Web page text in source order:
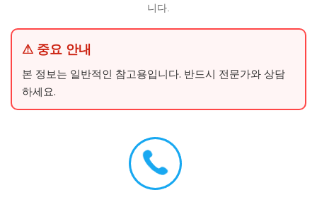
니다.
⚠ 중요 안내
본 정보는 일반적인 참고용입니다. 반드시 전문가와 상담
하세요.